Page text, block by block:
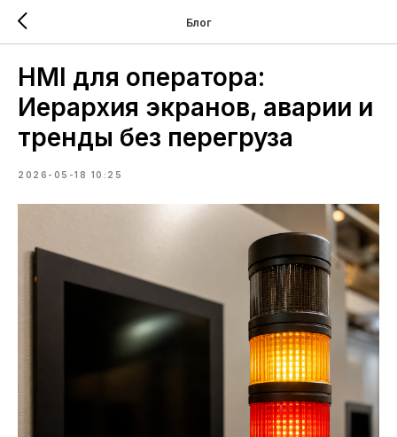
Блог
HMI для оператора:
Иерархия экранов, аварии и
тренды без перегруза
2026-05-18 10:25